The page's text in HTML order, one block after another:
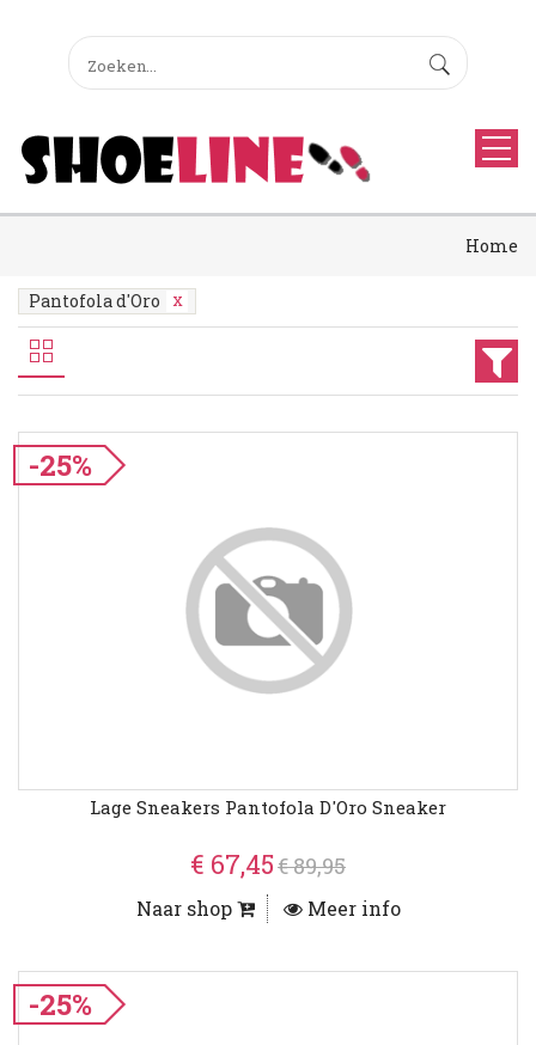
Home
Pantofola d'Oro
-25%
Lage Sneakers Pantofola D'Oro Sneaker
€ 67,45€ 89,95
Naar shop Meer info
-25%